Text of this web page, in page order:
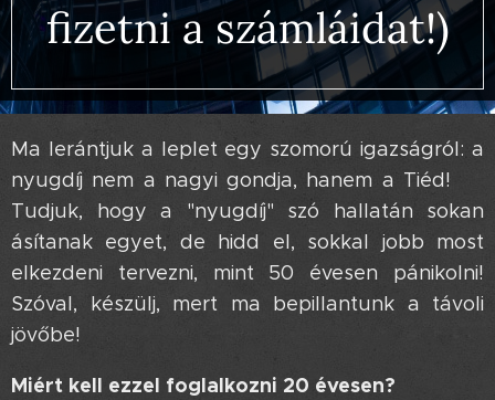
fizetni a számláidat!)
Ma lerántjuk a leplet egy szomorú igazságról: a
nyugdíj nem a nagyi gondja, hanem a Tiéd! 😉
Tudjuk, hogy a "nyugdíj" szó hallatán sokan
ásítanak egyet, de hidd el, sokkal jobb most
elkezdeni tervezni, mint 50 évesen pánikolni!
Szóval, készülj, mert ma bepillantunk a távoli
jövőbe! 🔮
Miért kell ezzel foglalkozni 20 évesen? 🤔